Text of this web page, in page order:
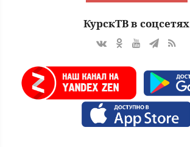
КурскТВ в соцсетях